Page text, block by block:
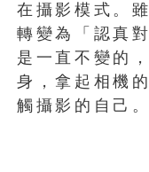
在攝影模式。
轉變為「認真
是一直不變的
身，拿起相機
觸攝影的自己。